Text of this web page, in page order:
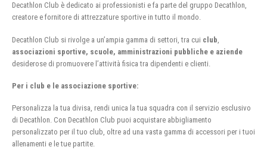
Decathlon Club è dedicato ai professionisti e fa parte del gruppo Decathlon,
creatore e fornitore di attrezzature sportive in tutto il mondo.
Decathlon Club si rivolge a un’ampia gamma di settori, tra cui club
associazioni sportive, scuole, amministrazioni pubbliche e aziende
desiderose di promuovere l’attività fisica tra dipendenti e clienti.
Per i club e le associazione sportive:
Personalizza la tua divisa, rendi unica la tua squadra con il servizio esclusivo
di Decathlon. Con Decathlon Club puoi acquistare abbigliamento
personalizzato per il tuo club, oltre ad una vasta gamma di accessori per i tuoi
allenamenti e le tue partite.